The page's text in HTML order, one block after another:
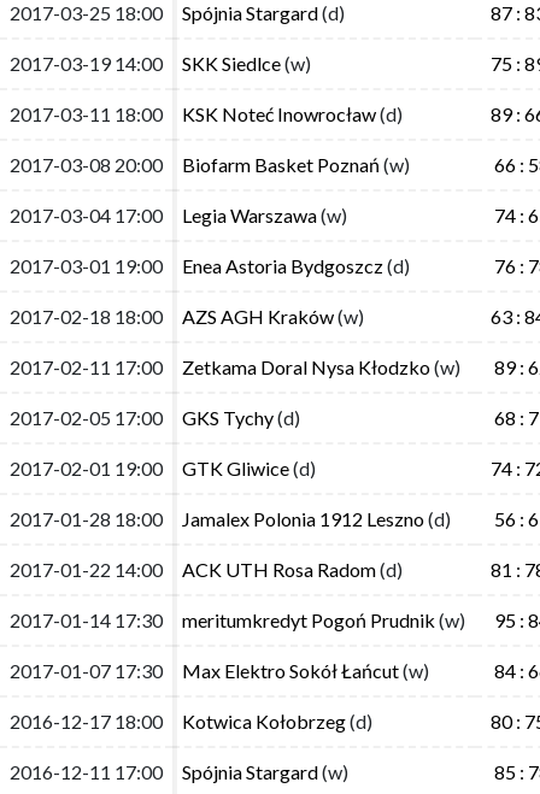
2017-03-25 18:00 Spójnia Stargard(d) 87 :
2017-03-19 14:00 SKK Siedlce(w) 75 :
2017-03-11 18:00 KSK Noteć Inowrocław(d) 89 :
2017-03-08 20:00 Biofarm Basket Poznań (w) 66 :
2017-03-04 17:00 Legia Warszawa(w) 74 :
2017-03-01 19:00 Enea Astoria Bydgoszcz(d) 76 :
2017-02-18 18:00 AZS AGH Kraków(w) 63 :
2017-02-11 17:00 Zetkama Doral Nysa Kłodzko(w) 89 :
2017-02-05 17:00 GKS Tychy(d) 68 :
2017-02-01 19:00 GTK Gliwice(d) 74 :
2017-01-28 18:00 Jamalex Polonia 1912 Leszno(d) 56 :
2017-01-22 14:00 ACK UTH Rosa Radom(d) 81 :
2017-01-14 17:30 meritumkredyt Pogoń Prudnik (w) 95 :
2017-01-07 17:30 Max Elektro Sokół Łańcut(w) 84 :
2016-12-17 18:00 Kotwica Kołobrzeg(d) 80 :
2016-12-11 17:00 Spójnia Stargard(w) 85 :
2017-03-25 18:00 Spójnia Stargard(d) 87 :
2017-03-19 14:00 SKK Siedlce(w) 75 :
2017-03-11 18:00 KSK Noteć Inowrocław(d) 89 :
2017-03-08 20:00 Biofarm Basket Poznań (w) 66 :
2017-03-04 17:00 Legia Warszawa(w) 74 :
2017-03-01 19:00 Enea Astoria Bydgoszcz(d) 76 :
2017-02-18 18:00 AZS AGH Kraków(w) 63 :
2017-02-11 17:00 Zetkama Doral Nysa Kłodzko(w) 89 :
2017-02-05 17:00 GKS Tychy(d) 68 :
2017-02-01 19:00 GTK Gliwice(d) 74 :
2017-01-28 18:00 Jamalex Polonia 1912 Leszno(d) 56 :
2017-01-22 14:00 ACK UTH Rosa Radom(d) 81 :
2017-01-14 17:30 meritumkredyt Pogoń Prudnik (w) 95 :
2017-01-07 17:30 Max Elektro Sokół Łańcut(w) 84 :
2016-12-17 18:00 Kotwica Kołobrzeg(d) 80 :
2016-12-11 17:00 Spójnia Stargard(w) 85 :